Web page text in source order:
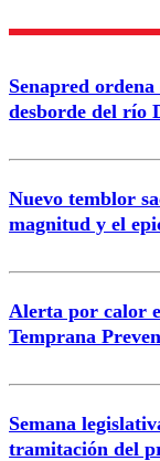
Nombre
Correo
Senapred
desborde del río
Nuevo temblor
magnitud y el
Alerta por calor
Temprana
Semana
tramitación del